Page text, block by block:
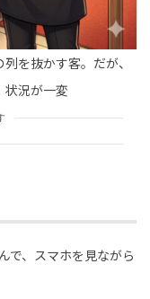
いからね」とユーチュー
を抜かす客。だが、
状況が一変
で、スマホを見ながら